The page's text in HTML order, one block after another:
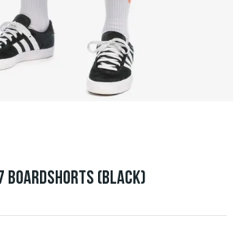
BOARDSHORTS (BLACK)